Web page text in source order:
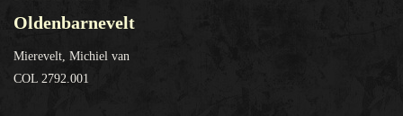
Oldenbarnevelt
Mierevelt, Michiel van
COL 2792.001